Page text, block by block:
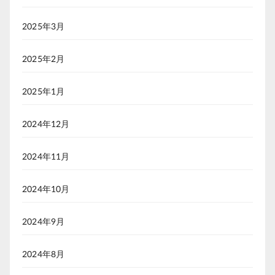
2025年3月
2025年2月
2025年1月
2024年12月
2024年11月
2024年10月
2024年9月
2024年8月